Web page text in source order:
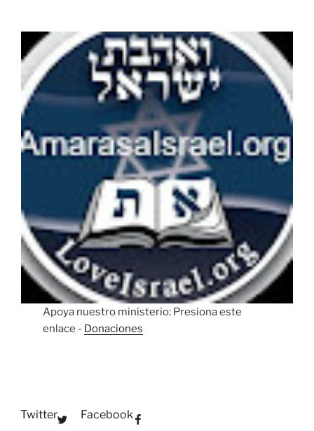
Apoya nuestro ministerio: Presiona este
enlace - Donaciones
Twitter Facebook